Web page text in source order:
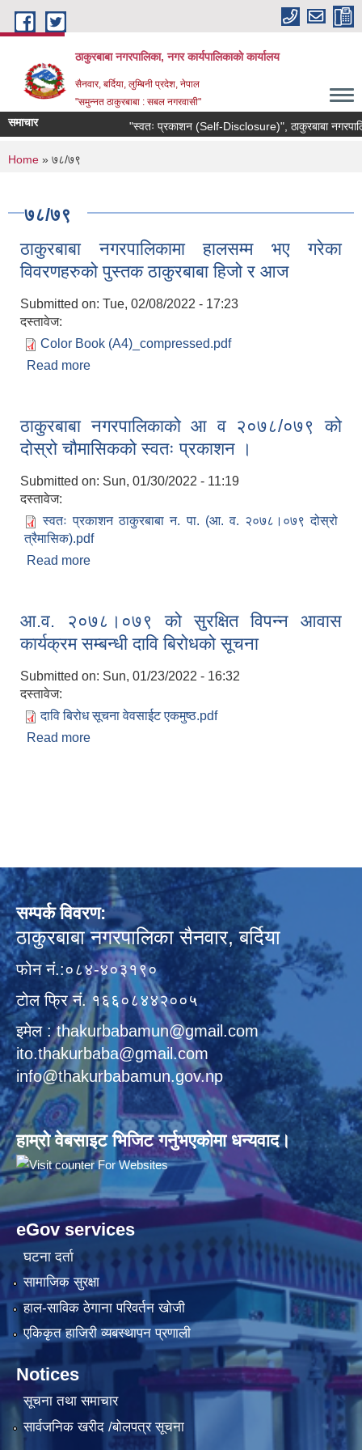
Skip to main content
ठाकुरबाबा नगरपालिका, नगर कार्यपालिकाकाे कार्यालय
सैनवार, बर्दिया, लुम्बिनी प्रदेश, नेपाल
"समुन्‍नत ठाकुरबाबा : सबल नगरवासी"
समाचार "स्वतः प्रकाशन (Self-Disclosure)", ठाकुरबाबा
You are here
Home » ७८/७९
७८/७९
ठाकुरबाबा नगरपालिकामा हालसम्म भए गरेका
विवरणहरुको पुस्तक ठाकुरबाबा हिजो र आज
Submitted on: Tue, 02/08/2022 - 17:23
दस्तावेज:
Color Book (A4)_compressed.pdf
Read more
ठाकुरबाबा नगरपालिकाको आ व २०७८/०७९ को
दोस्रो चौमासिकको स्वतः प्रकाशन ।
Submitted on: Sun, 01/30/2022 - 11:19
दस्तावेज:
स्वतः प्रकाशन ठाकुरबाबा न. पा. (आ. व. २०७८।०७९ दोस्रो
त्रैमासिक).pdf
Read more
आ.व. २०७८।०७९ को सुरक्षित विपन्‍न आवास
कार्यक्रम सम्बन्धी दावि बिरोधको सूचना
Submitted on: Sun, 01/23/2022 - 16:32
दस्तावेज:
दावि बिरोध सूचना वेवसाईट एकमुष्ठ.pdf
Read more
सम्पर्क विवरण:
ठाकुरबाबा नगरपालिका सैनवार, बर्दिया
फोन नं.:०८४-४०३१९०
टोल फ्रि नं. १६६०८४४२००५
इमेल : thakurbabamun@gmail.com
ito.thakurbaba@gmail.com
info@thakurbabamun.gov.np
हाम्रो वेबसाइट भिजिट गर्नुभएकोमा धन्यवाद।
eGov services
घटना दर्ता
सामाजिक सुरक्षा
हाल-साविक ठेगाना परिवर्तन खोजी
एकिकृत हाजिरी व्यबस्थापन प्रणाली
Notices
सूचना तथा समाचार
सार्वजनिक खरीद /बोलपत्र सूचना